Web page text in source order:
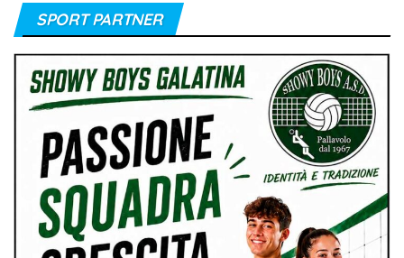
SPORT PARTNER